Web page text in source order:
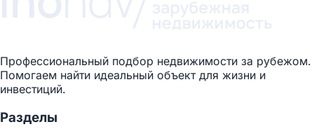
Профессиональный подбор недвижимости за рубежом.
Помогаем найти идеальный объект для жизни и
инвестиций.
Разделы